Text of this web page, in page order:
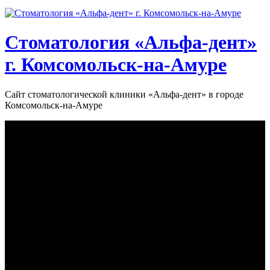
Стоматология «‎Альфа-дент»‎
г. Комсомольск-на-Амуре
Сайт стоматологической клиники «‎Альфа-дент» в городе
Комсомольск-на-Амуре